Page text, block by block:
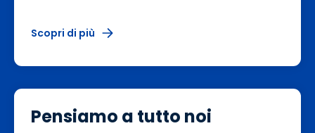
Scopri di più
Pensiamo a tutto noi